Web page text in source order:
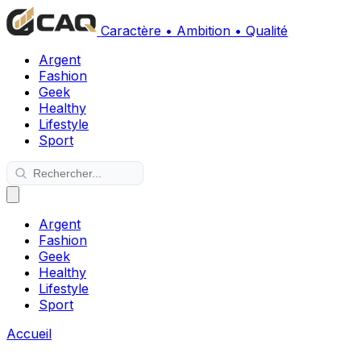
Caractère • Ambition • Qualité
Argent
Fashion
Geek
Healthy
Lifestyle
Sport
Argent
Fashion
Geek
Healthy
Lifestyle
Sport
Accueil